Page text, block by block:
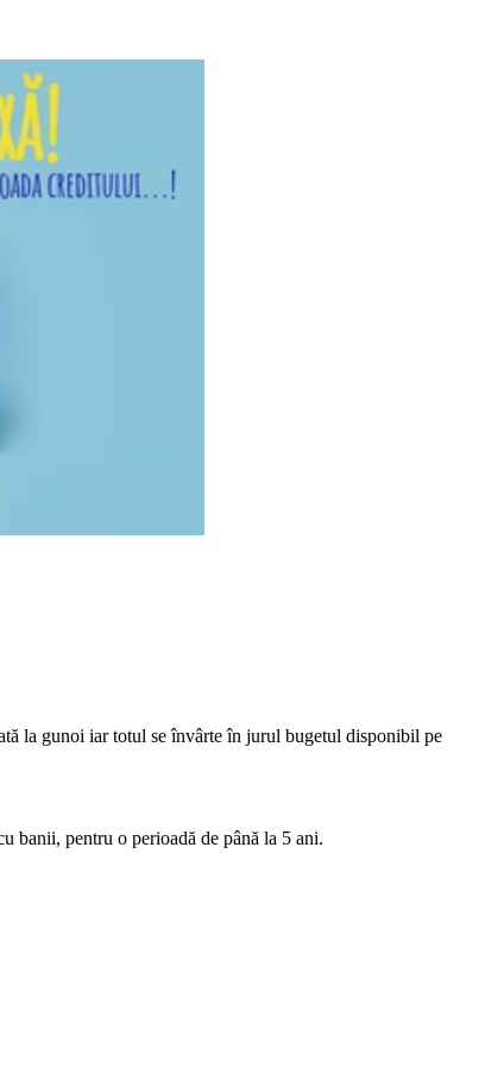
la gunoi iar totul se învârte în jurul bugetul disponibil pe
banii, pentru o perioadă de până la 5 ani.